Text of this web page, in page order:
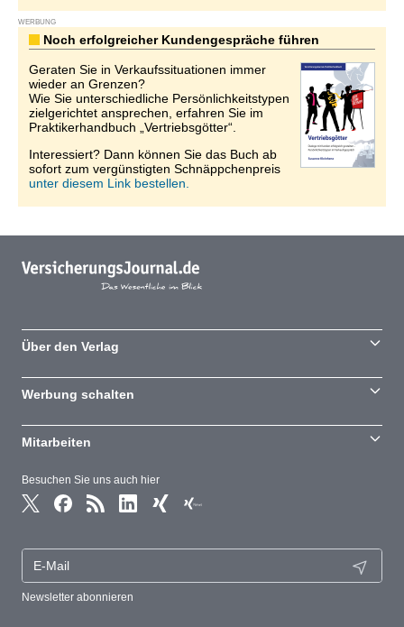
WERBUNG
Noch erfolgreicher Kundengespräche führen
Geraten Sie in Verkaufssituationen immer
wieder an Grenzen?
Wie Sie unterschiedliche Persönlichkeitstypen
zielgerichtet ansprechen, erfahren Sie im
Praktikerhandbuch „Vertriebsgötter“.
Interessiert? Dann können Sie das Buch ab
sofort zum vergünstigten Schnäppchenpreis
unter diesem Link bestellen.
Besuchen Sie uns auch hier
Newsletter abonnieren
Über den Verlag
Werbung schalten
Mitarbeiten